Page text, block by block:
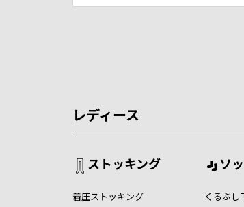
レディース
ストッキング
着圧ストッキング
ソ
くるぶし